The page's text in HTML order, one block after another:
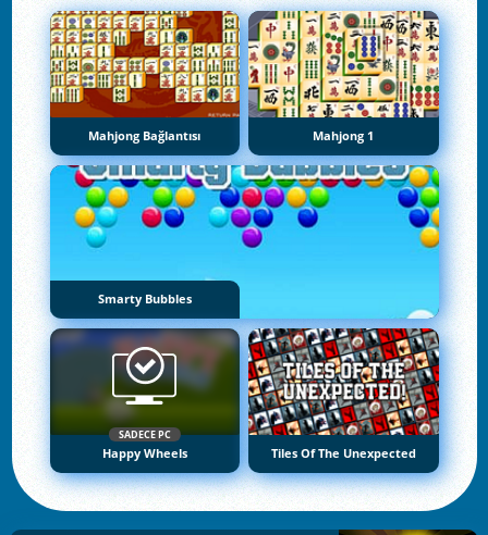
Mahjong Bağlantısı Mahjong 1
Smarty Bubbles
SADECE PC
Happy Wheels Tiles Of The Unexpected